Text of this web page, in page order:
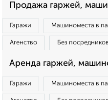
Продажа гаржей,
Гаражи Машиноместа в
Агенство Без посредников
Аренда гаржей,
Гаражи Машиноместа в